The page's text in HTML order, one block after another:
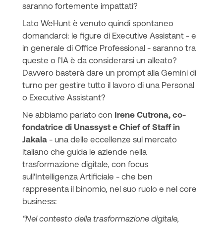
saranno fortemente impattati?
Lato WeHunt è venuto quindi spontaneo
domandarci: le figure di Executive Assistant - e
in generale di Office Professional - saranno tra
queste o l’IA è da considerarsi un alleato?
Davvero basterà dare un prompt alla Gemini di
turno per gestire tutto il lavoro di una Personal
o Executive Assistant?
Ne abbiamo parlato con Irene Cutrona, co-
fondatrice di Unassyst e Chief of Staff in
Jakala- una delle eccellenze sul mercato
italiano che guida le aziende nella
trasformazione digitale, con focus
sull'Intelligenza Artificiale - che ben
rappresenta il binomio, nel suo ruolo e nel core
business:
“Nel contesto della trasformazione digitale,